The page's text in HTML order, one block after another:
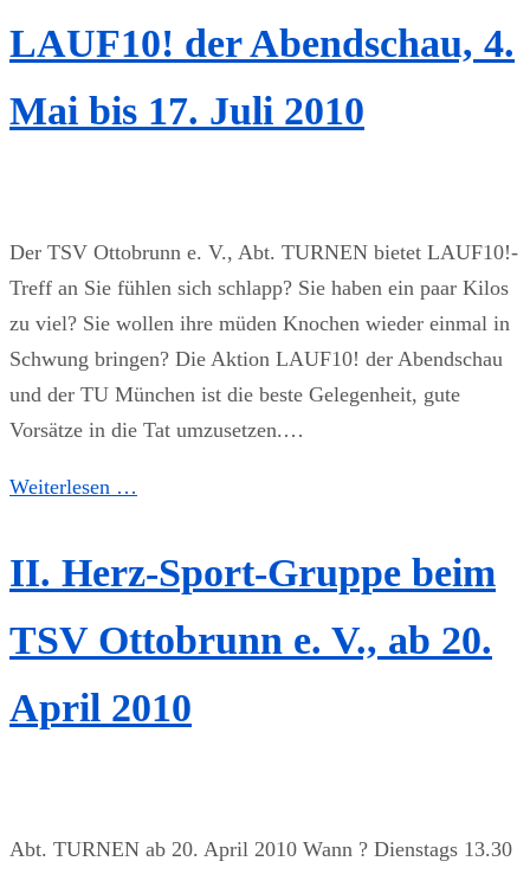
LAUF10! der Abendschau, 4.
Mai bis 17. Juli 2010
Der TSV Ottobrunn e. V., Abt. TURNEN bietet LAUF10!-
Treff an Sie fühlen sich schlapp? Sie haben ein paar Kilos
zu viel? Sie wollen ihre müden Knochen wieder einmal in
Schwung bringen? Die Aktion LAUF10! der Abendschau
und der TU München ist die beste Gelegenheit, gute
Vorsätze in die Tat umzusetzen.…
Weiterlesen …
II. Herz-Sport-Gruppe beim
TSV Ottobrunn e. V., ab 20.
April 2010
Abt. TURNEN ab 20. April 2010 Wann ? Dienstags 13.30